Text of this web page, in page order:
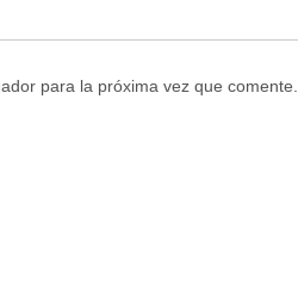
para la próxima vez que comente.